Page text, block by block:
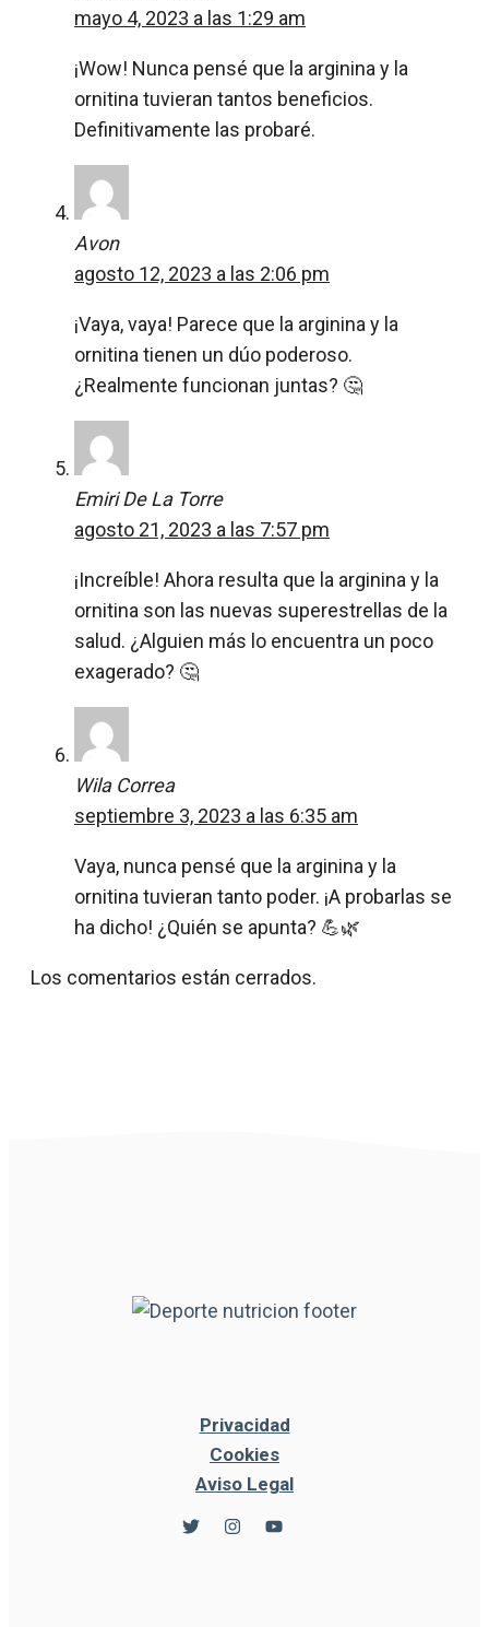
mayo 4, 2023 a las 1:29 am
¡Wow! Nunca pensé que la arginina y la
ornitina tuvieran tantos beneficios.
Definitivamente las probaré.
Avon
agosto 12, 2023 a las 2:06 pm
¡Vaya, vaya! Parece que la arginina y la
ornitina tienen un dúo poderoso.
¿Realmente funcionan juntas? 🤔
Emiri De La Torre
agosto 21, 2023 a las 7:57 pm
¡Increíble! Ahora resulta que la arginina y la
ornitina son las nuevas superestrellas de la
salud. ¿Alguien más lo encuentra un poco
exagerado? 🤔
Wila Correa
septiembre 3, 2023 a las 6:35 am
Vaya, nunca pensé que la arginina y la
ornitina tuvieran tanto poder. ¡A probarlas se
ha dicho! ¿Quién se apunta? 💪🌿
Los comentarios están cerrados.
Privacidad
Cookies
Aviso Legal